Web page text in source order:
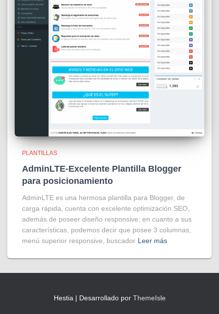
PLANTILLAS
AdminLTE-Excelente Plantilla Blogger
para posicionamiento
AdminLTE es una hermosa plantilla para Blogger, de
carga rápida, cuenta con excelente optimización SEO,
además de poseer diseño responsive; en cuanto a sus
características, podemos decir que posee 3 columnas,
menú superior responsive, buscador Leer más
Hestia | Desarrollado por ThemeIsle